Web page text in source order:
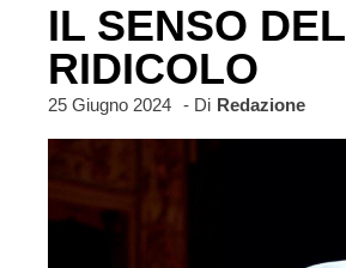
IL SENSO DEL
RIDICOLO
25 Giugno 2024 - Di Redazione